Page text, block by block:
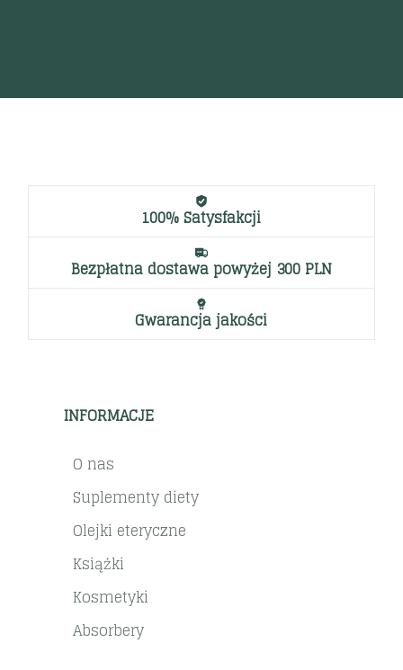
100% Satysfakcji
Bezpłatna dostawa powyżej 300 PLN
Gwarancja jakości
INFORMACJE
O nas
Suplementy diety
Olejki eteryczne
Książki
Kosmetyki
Absorbery